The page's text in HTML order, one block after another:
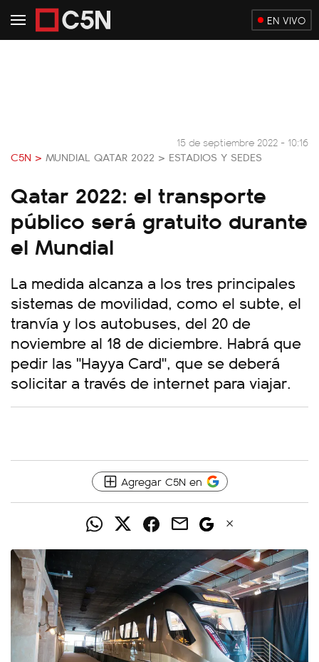
EN VIVO
C5N > MUNDIAL QATAR 2022 > ESTADIOS Y SEDES
15 de septiembre 2022 - 10:16
Qatar 2022: el transporte
público será gratuito durante
el Mundial
La medida alcanza a los tres principales
sistemas de movilidad, como el subte, el
tranvía y los autobuses, del 20 de
noviembre al 18 de diciembre. Habrá que
pedir las "Hayya Card", que se deberá
solicitar a través de internet para viajar.
Agregar C5N en